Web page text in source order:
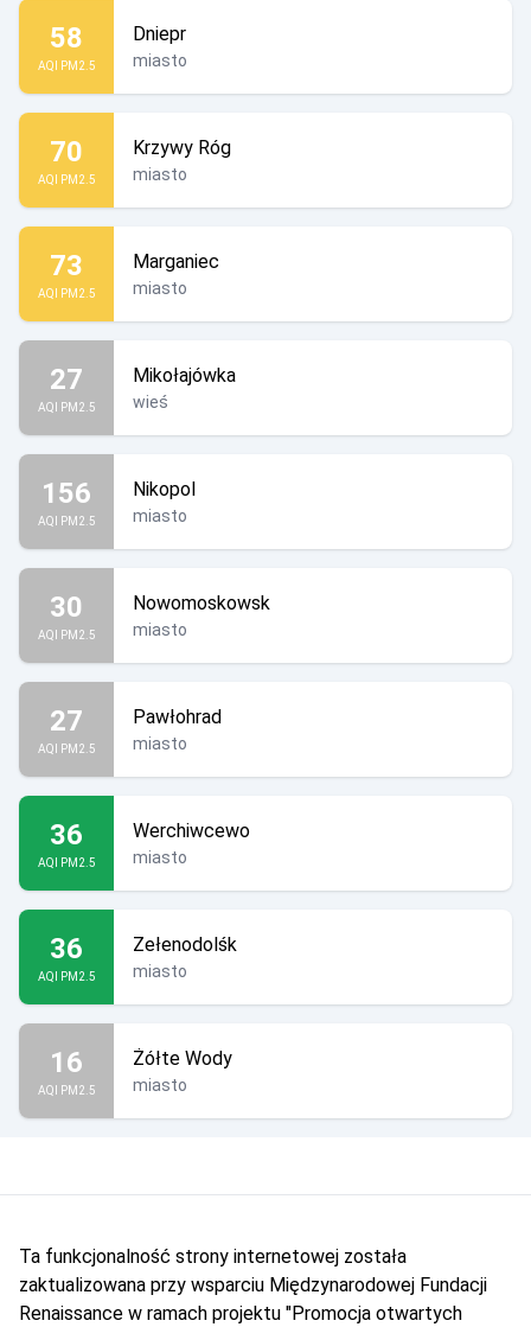
58
AQI PM2.5
Dniepr
miasto
70
AQI PM2.5
Krzywy Róg
miasto
73
AQI PM2.5
Marganiec
miasto
27
AQI PM2.5
Mikołajówka
wieś
156
AQI PM2.5
Nikopol
miasto
30
AQI PM2.5
Nowomoskowsk
miasto
27
AQI PM2.5
Pawłohrad
miasto
36
AQI PM2.5
Werchiwcewo
miasto
36
AQI PM2.5
Zełenodolśk
miasto
16
AQI PM2.5
Żółte Wody
miasto
Ta funkcjonalność strony internetowej została
zaktualizowana przy wsparciu Międzynarodowej Fundacji
Renaissance w ramach projektu "Promocja otwartych